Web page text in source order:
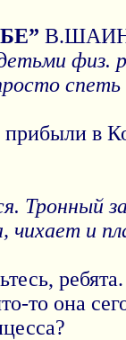
физ.
в
Тронный
чихает и
то она